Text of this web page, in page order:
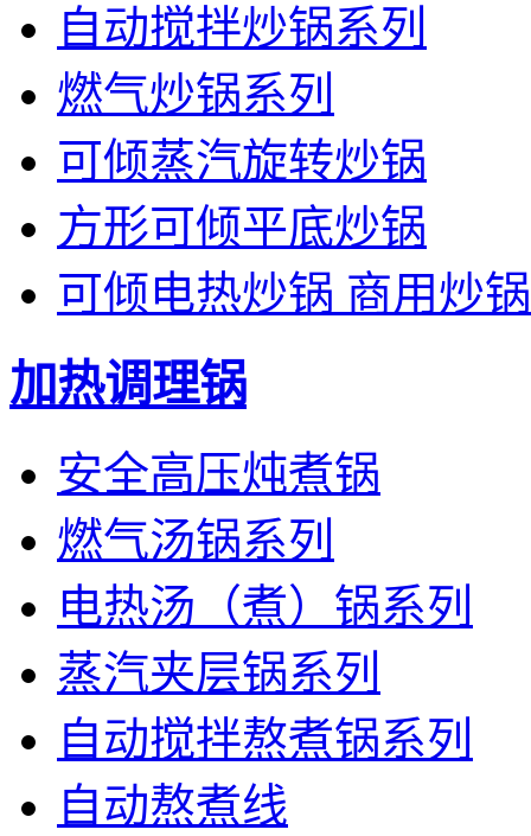
自动搅拌炒锅系列
燃气炒锅系列
可倾蒸汽旋转炒锅
方形可倾平底炒锅
可倾电热炒锅 商用炒锅
加热调理锅
安全高压炖煮锅
燃气汤锅系列
电热汤（煮）锅系列
蒸汽夹层锅系列
自动搅拌熬煮锅系列
自动熬煮线